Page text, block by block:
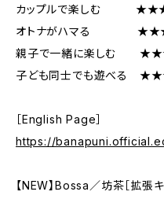
カップルで楽しむ
オトナがハマる
親子で一緒に楽しむ
子ども同士でも遊べる
［English Page］
https://
【NEW】Bossa／坊茶［拡張キ